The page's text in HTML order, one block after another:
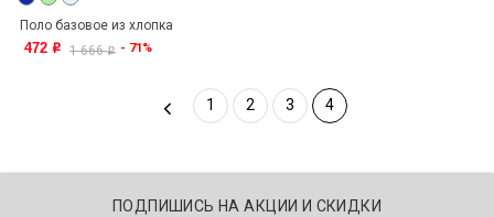
Поло базовое из хлопка
472 o 1 666o - 71%
1 2 3 4
ПОДПИШИСЬ НА АКЦИИ И СКИДКИ